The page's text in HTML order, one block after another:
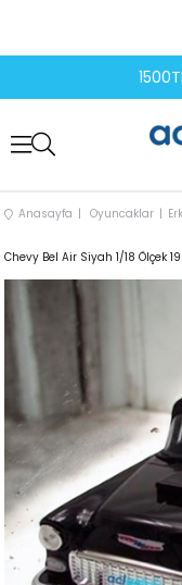
Anasayfa Oyuncaklar
Chevy Bel Air Siyah 1/18 Ölçek